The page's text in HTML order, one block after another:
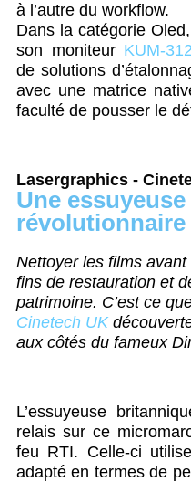
à l’autre du workflow.
Dans la catégorie
son moniteur KUM-
de solutions
avec une matrice
faculté de pousser le
Lasergraphics -
Une
révolutionnaire
Nettoyer les films
fins de restauration et
patrimoine. C’est ce
Cinetech UK
aux côtés du fameux
L’essuyeuse
relais sur ce
feu RTI. Celle-ci
adapté en termes de